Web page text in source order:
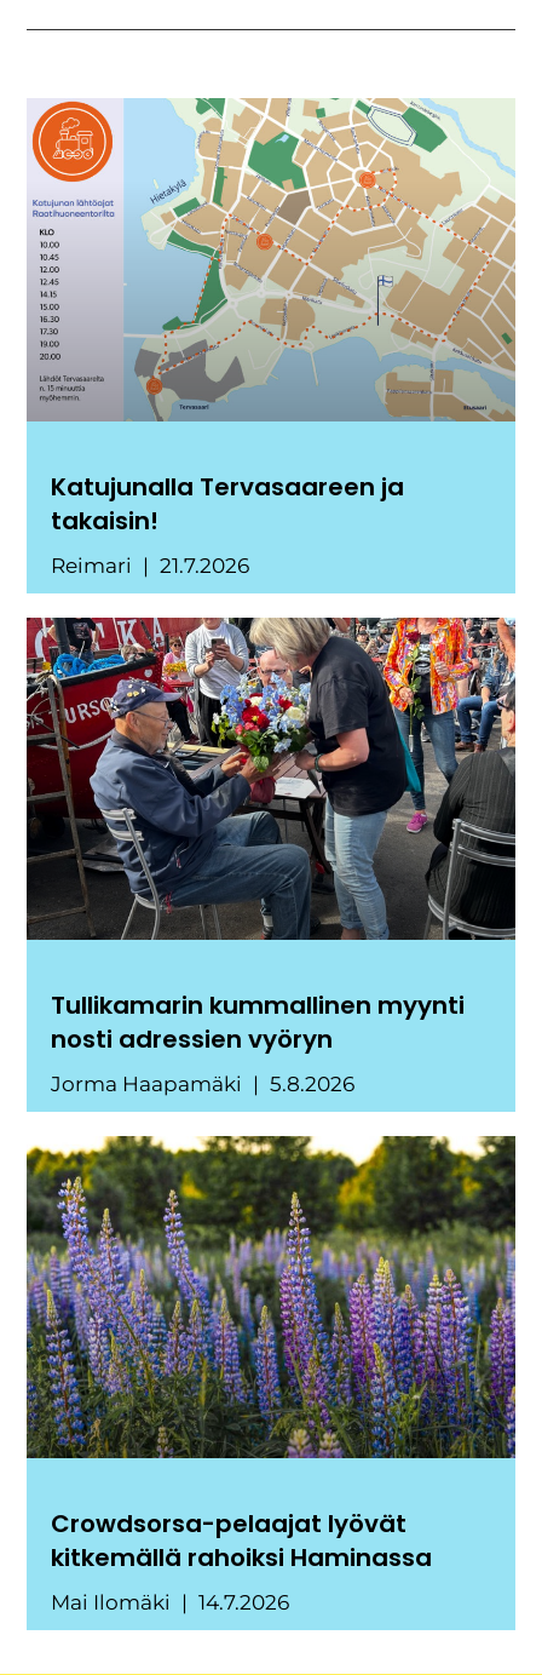
Katujunalla Tervasaareen ja
takaisin!
Reimari 21.7.2026
Tullikamarin kummallinen myynti
nosti adressien vyöryn
Jorma Haapamäki 5.8.2026
Crowdsorsa-pelaajat lyövät
kitkemällä rahoiksi Haminassa
Mai Ilomäki 14.7.2026